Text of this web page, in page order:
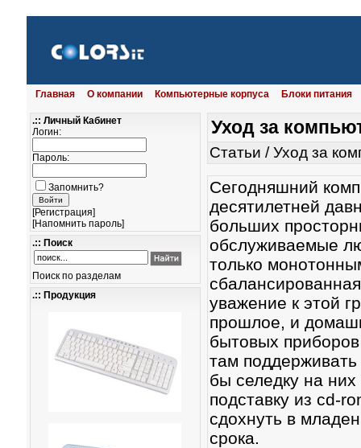
Главная О компании Компьютерные корпуса Блоки питания
.:: Личный Кабинет
Логин:
Пароль:
Запомнить?
[Регистрация]
[Напомнить пароль]
.:: Поиск
Поиск по разделам
.:: Продукция
Уход за
Статьи /Уход за
Сегодняшний
десятилетней
больших
обслуживаемые
только
уважение к этой
прошлое, и
бытовых
там
бы селедку на
подставку из cd-
сдохнуть в
срока.